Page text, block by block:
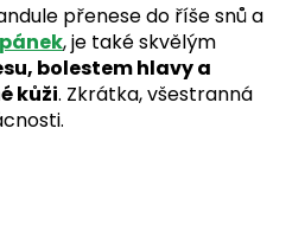
přenese do říše snů a
, je také skvělým
bolestem hlavy a
kůži. Zkrátka, všestranná